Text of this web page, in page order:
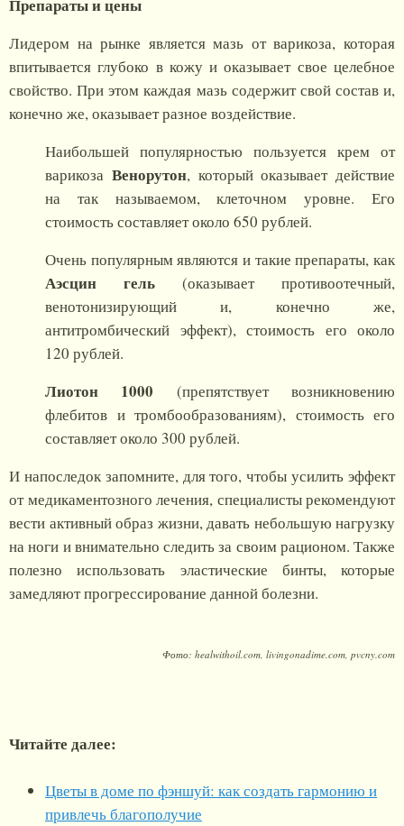
Препараты и цены
Лидером на рынке является мазь от варикоза, которая
впитывается глубоко в кожу и оказывает свое целебное
свойство. При этом каждая мазь содержит свой состав и,
конечно же, оказывает разное воздействие.
Наибольшей популярностью пользуется крем от
варикоза Венорутон, который оказывает действие
на так называемом, клеточном уровне. Его
стоимость составляет около 650 рублей.
Очень популярным являются и такие препараты, как
Аэсцин гель (оказывает противоотечный,
венотонизирующий и, конечно же,
антитромбический эффект), стоимость его около
120 рублей.
Лиотон 1000 (препятствует возникновению
флебитов и тромбообразованиям), стоимость его
составляет около 300 рублей.
И напоследок запомните, для того, чтобы усилить эффект
от медикаментозного лечения, специалисты рекомендуют
вести активный образ жизни, давать небольшую нагрузку
на ноги и внимательно следить за своим рационом. Также
полезно использовать эластические бинты, которые
замедляют прогрессирование данной болезни.
Фото: healwithoil.com, livingonadime.com, pvcny.com
Читайте далее:
Цветы в доме по фэншуй: как создать гармонию и
привлечь благополучие